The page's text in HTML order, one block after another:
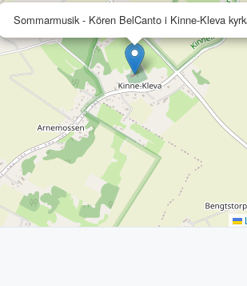
Sommarmusik - Kören BelCanto i Kinne-Kleva